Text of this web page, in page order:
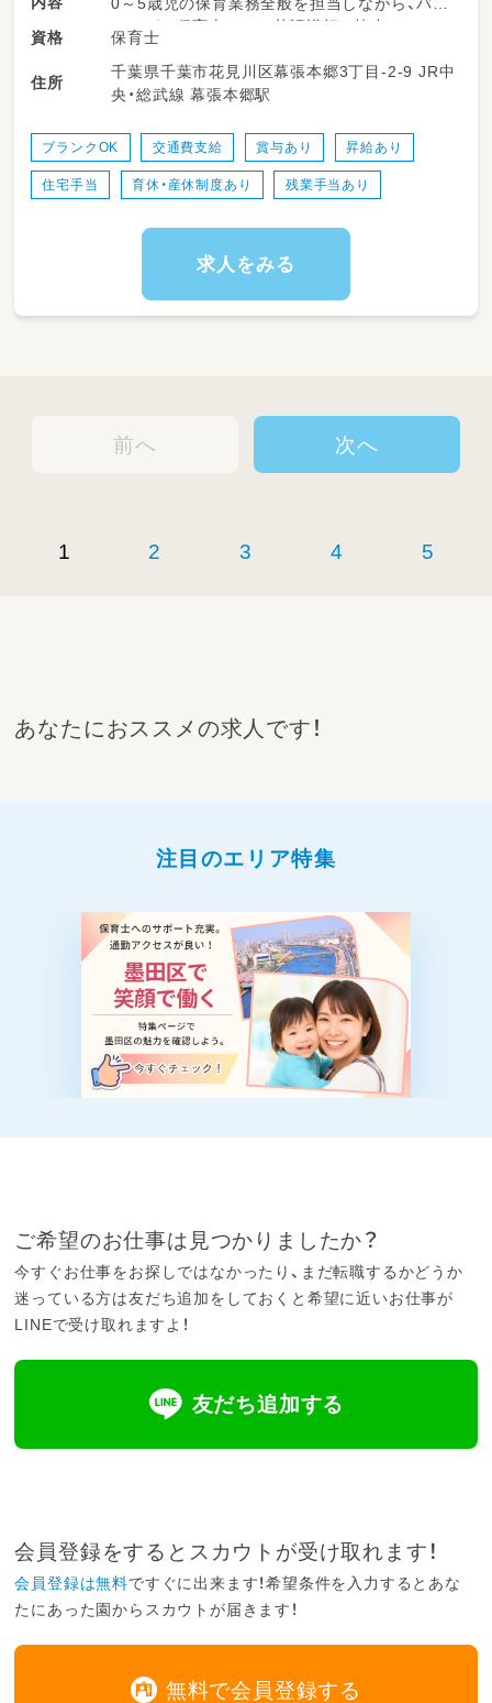
リンガル保育士として英語講師と協力してクラ
スを運営します。
●クラス運営: 0～5歳児クラスの担任業務、在
行います。
●英語でのコミュニケーション: 歌や挨拶など
日常の中に英語の「エッセンス」を自然に取り入
ります。
●チーム連携: 日本人スタッフと外国人講師の
●保護者対応: 外国人保護者への英語による園
資格 保育士
住所
千葉県千葉市花見川区幕張本郷3丁目-2-9 JR中
央・総武線 幕張本郷駅
ブランクOK 交通費支給 賞与あり 昇給あり
住宅手当 育休・産休制度あり 残業手当あり
求人をみる
前へ
1 2 3 4 5
次へ
あなたにおススメの求人です！
注目のエリア特集
ご希望のお仕事は見つかりましたか？
今すぐお仕事をお探しではなかったり、まだ転職するかどうか
迷っている方は友だち追加をしておくと希望に近いお仕事が
LINEで受け取れますよ！
友だち追加する
会員登録をするとスカウトが受け取れます！
会員登録は無料ですぐに出来ます！希望条件を入力するとあな
たにあった園からスカウトが届きます！
無料で会員登録する